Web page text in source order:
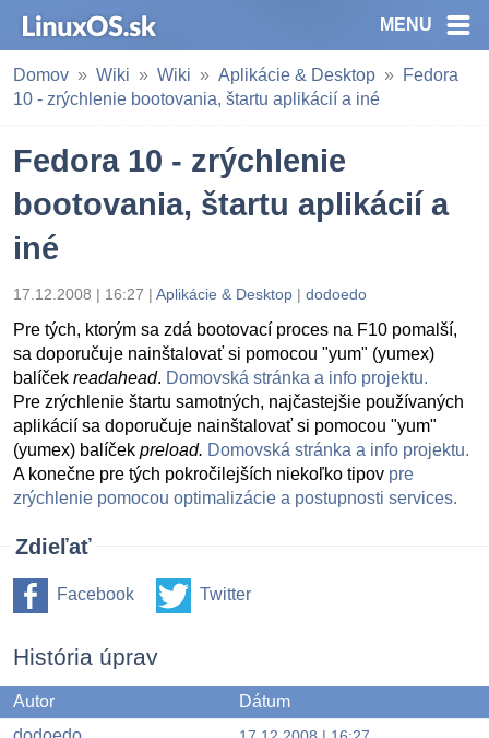
MENU
Domov Wiki Wiki Aplikácie & Desktop
Fedora
10 - zrýchlenie bootovania, štartu aplikácií a iné
Fedora 10 - zrýchlenie
bootovania, štartu aplikácií a
iné
17.12.2008 | 16:27 | Aplikácie & Desktop | dodoedo
Pre tých, ktorým sa zdá bootovací proces na F10 pomalší,
sa doporučuje nainštalovať si pomocou "yum" (yumex)
balíček readahead. Domovská stránka a info projektu.
Pre zrýchlenie štartu samotných, najčastejšie používaných
aplikácií sa doporučuje nainštalovať si pomocou "yum"
(yumex) balíček preload. Domovská stránka a info projektu.
A konečne pre tých pokročilejších niekoľko tipov pre
zrýchlenie pomocou optimalizácie a postupnosti services.
Zdieľať
Facebook Twitter
História úprav
Autor
Dátum